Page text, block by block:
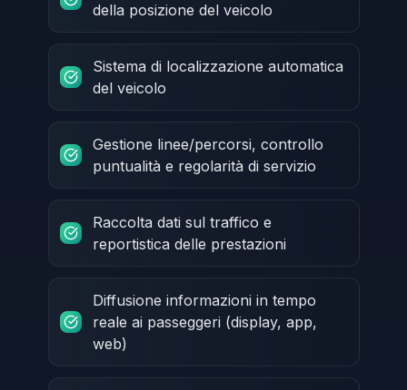
della posizione del veicolo
Sistema di localizzazione automatica
del veicolo
Gestione linee/percorsi, controllo
puntualità e regolarità di servizio
Raccolta dati sul traffico e
reportistica delle prestazioni
Diffusione informazioni in tempo
reale ai passeggeri (display, app,
web)